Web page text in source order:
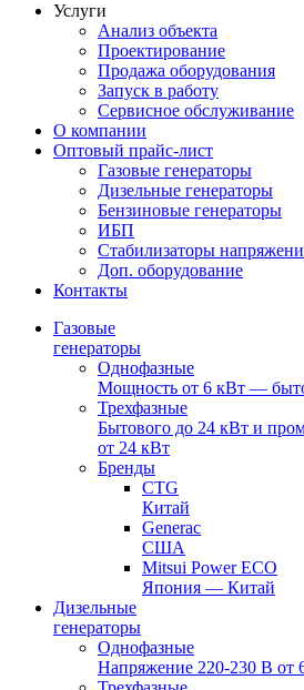
Услуги
Анализ объекта
Проектирование
Продажа оборудования
Запуск в работу
Сервисное обслуживание
О компании
Оптовый прайс-лист
Газовые генераторы
Дизельные генераторы
Бензиновые генераторы
ИБП
Стабилизаторы
Доп. оборудование
Контакты
Газовые
генераторы
Однофазные
Мощность от 6 кВт —
Трехфазные
Бытового до 24 кВт и
от 24 кВт
Бренды
CTG
Китай
Generac
США
Mitsui Power ECO
Япония — Китай
Дизельные
генераторы
Однофазные
Напряжение 220-230 В от